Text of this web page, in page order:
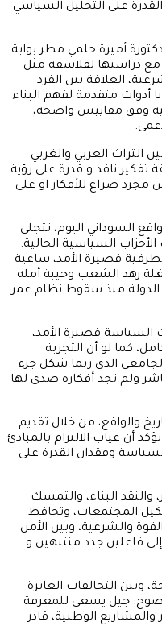
على التحليل السياسي
أميرة حلمي مطر بوابة
مع دراستها لفلاسفة مثل
العلاقة بين الفرد
أدوات متقدمة لفهم البناء
وفق مقاييس واضحة،
التراث العربي والغربي
تفكير ناقد و قدرة على رؤية
مجرد صراع للأفكار او على
السوداني اليوم، تتجلى
السياسية الحالية.
قصيرة الأمد، ساعية
زهد الشعب وخيبة أمله
الدولة منذ سقوط نظام عمر
السياسة قصيرة الأمد،
كما لو أن التجربة
الذي ربما شكل جزء
ولم تجد أفكاره صدى لها
والواقع، من خلال تقديم
أن غياب الالتزام بالمبادئ
وفقدان القدرة على
والنقد البناء، والتمسك
المجتمعات، وتحافظ
والشرعية، وبين الأمن
فاعلين جدد منتبهين و
وبين التحالفات العابرة
جيل يسعى للمعرفة
الوطنية، قادر